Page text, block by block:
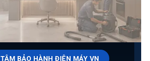
BẢO HÀNH ĐIỆN MÁY VN